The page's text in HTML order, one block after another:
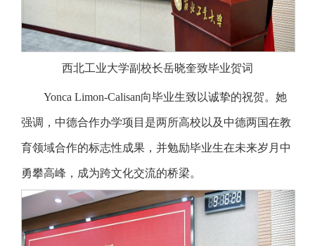
西北工业大学副校长岳晓奎致毕业贺词
Yonca Limon-Calisan向毕业生致以诚挚的祝贺。她
强调，中德合作办学项目是两所高校以及中德两国在教
育领域合作的标志性成果，并勉励毕业生在未来岁月中
勇攀高峰，成为跨文化交流的桥梁。